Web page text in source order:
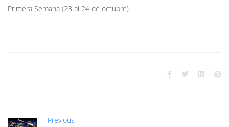
Primera Semana (23 al 24 de octubre)
Previous